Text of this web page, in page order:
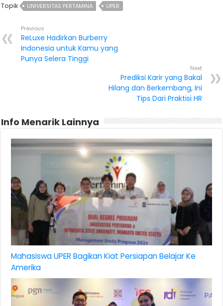
Topik UNIVERSITAS PERTAMINA UPER
Previous
ReLuxe Hadirkan Burberry
Indonesia untuk Kamu yang
Punya Selera Tinggi
Next
Prediksi Karir yang Bakal
Hilang dan Berkembang, Ini
Tips Dari Praktisi HR
Info Menarik Lainnya
Mahasiswa UPER Bagikan Kiat Persiapan Belajar Ke
Amerika